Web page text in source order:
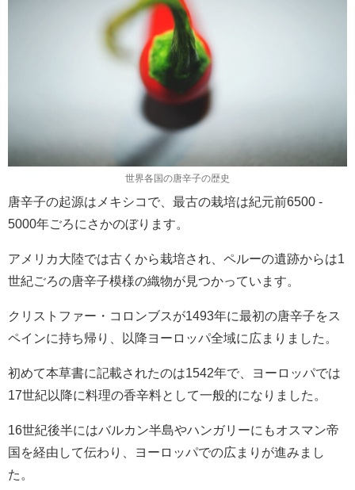
世界各国の唐辛子の歴史
唐辛子の起源はメキシコで、最古の栽培は紀元前6500 -
5000年ごろにさかのぼります。
アメリカ大陸では古くから栽培され、ペルーの遺跡からは1
世紀ごろの唐辛子模様の織物が見つかっています。
クリストファー・コロンブスが1493年に最初の唐辛子をス
ペインに持ち帰り、以降ヨーロッパ全域に広まりました。
初めて本草書に記載されたのは1542年で、ヨーロッパでは
17世紀以降に料理の香辛料として一般的になりました。
16世紀後半にはバルカン半島やハンガリーにもオスマン帝
国を経由して伝わり、ヨーロッパでの広まりが進みまし
た。